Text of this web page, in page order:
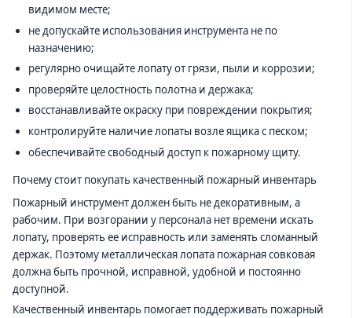
видимом месте;
не допускайте использования инструмента не по
назначению;
регулярно очищайте лопату от грязи, пыли и коррозии;
проверяйте целостность полотна и держака;
восстанавливайте окраску при повреждении покрытия;
контролируйте наличие лопаты возле ящика с песком;
обеспечивайте свободный доступ к пожарному щиту.
Почему стоит покупать качественный пожарный инвентарь
Пожарный инструмент должен быть не декоративным, а
рабочим. При возгорании у персонала нет времени искать
лопату, проверять ее исправность или заменять сломанный
держак. Поэтому металлическая лопата пожарная совковая
должна быть прочной, исправной, удобной и постоянно
доступной.
Качественный инвентарь помогает поддерживать пожарный